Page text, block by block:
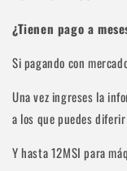
¿Tienen pago a
Si pagando con
Una vez ingreses la
a los que puedes
Y hasta 12MSI para